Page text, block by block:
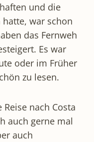
und die
war schon
das Fernweh
Es war
oder im Früher
zu lesen.
nach Costa
auch gerne mal
auch